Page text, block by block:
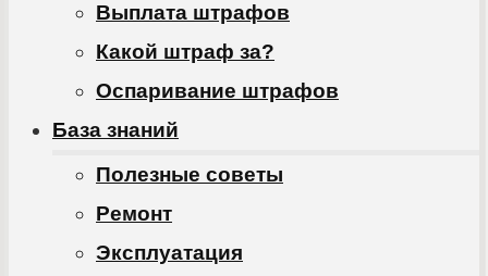
Выплата штрафов
Какой штраф за?
Оспаривание штрафов
База знаний
Полезные советы
Ремонт
Эксплуатация